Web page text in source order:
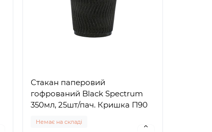
Стакан паперовий
гофрований Black Spectrum
350мл, 25шт/пач. Кришка П90
Немає на складі